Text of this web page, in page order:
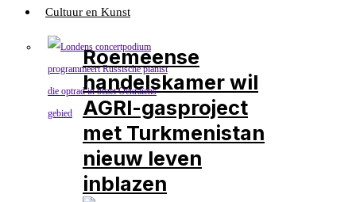
Cultuur en Kunst
Roemeense
handelskamer wil
AGRI-gasproject
met Turkmenistan
nieuw leven
inblazen